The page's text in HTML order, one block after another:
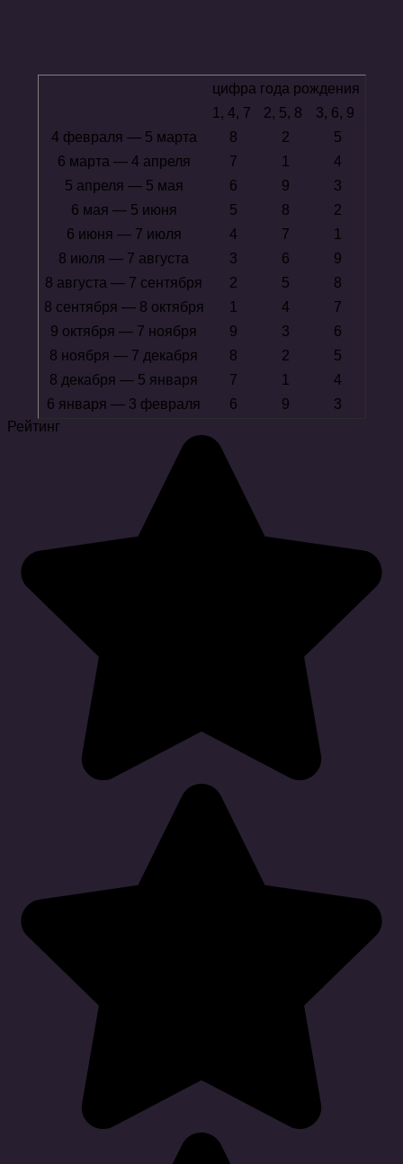
цифра года рождения
1, 4, 7
2, 5, 8
3, 6, 9
4 февраля — 5 марта
8 2
5
6 марта — 4 апреля
7 1
4
5 апреля — 5 мая
6 9
3
6 мая — 5 июня
5 8
2
6 июня — 7 июля
4 7
1
8 июля — 7 августа
3 6
9
8 августа — 7 сентября
2 5
8
8 сентября — 8 октября
1 4
7
9 октября — 7 ноября
9 3
6
8 ноября — 7 декабря
8 2
5
8 декабря — 5 января
7 1
4
6 января — 3 февраля
6 9
3
Рейтинг